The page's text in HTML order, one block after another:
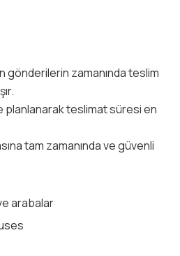
gönderilerin zamanında teslim
teslimat süresi en
tam zamanında ve güvenli
arabalar